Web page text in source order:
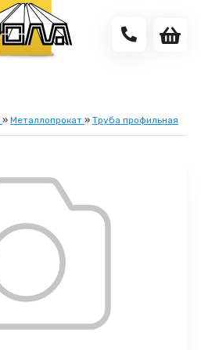
» Металлопрокат » Труба профильная